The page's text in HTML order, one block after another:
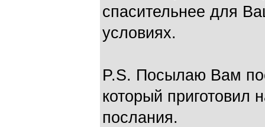
спасительнее для
условиях.
P.S. Посылаю Вам
который
послания.